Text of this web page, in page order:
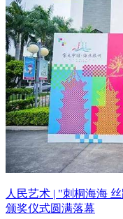
人民艺术 | "刺桐海海
颁奖仪式圆满落幕